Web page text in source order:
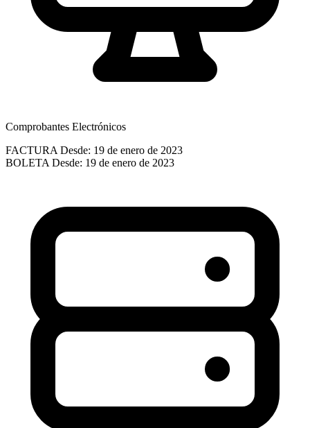
Comprobantes Electrónicos
FACTURA Desde: 19 de enero de 2023
BOLETA Desde: 19 de enero de 2023